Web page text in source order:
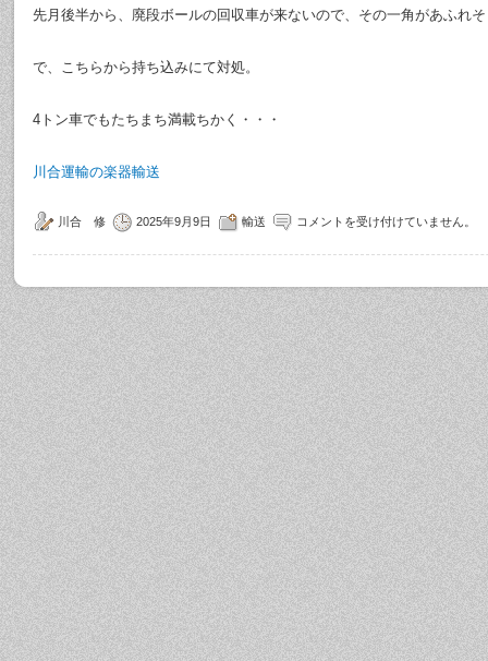
先月後半から、廃段ボールの回収車が来ないので、その一角があふれ
で、こちらから持ち込みにて対処。
4トン車でもたちまち満載ちかく・・・
川合運輸の楽器輸送
川合 修 2025年9月9日 輸送 コメントを受け付けていません。